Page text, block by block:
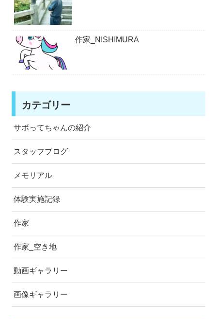
作家_NISHIMURA
カテゴリー
サボってちゃんの紹介
スタッフブログ
メモリアル
体験実施記録
作家
作家_空き地
動画ギャラリー
画像ギャラリー